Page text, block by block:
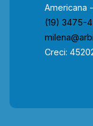
Americana
(19) 3475-
Creci: